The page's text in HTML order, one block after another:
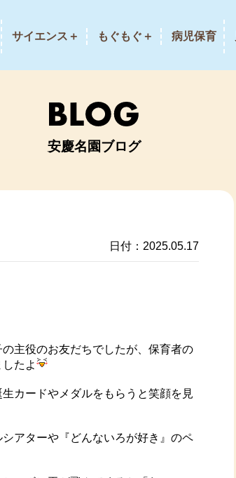
サイエンス＋ もぐもぐ＋ 病児保育
安慶名園ブログ
日付：2025.05.17
主役のお友だちでしたが、保育者の
たよ
カードやメダルをもらうと笑顔を見
アターや『どんないろが好き』のペ